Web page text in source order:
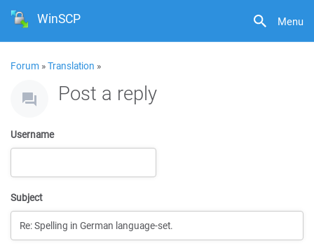
Menu
WinSCP
Forum »Translation »
Post a reply
Username
Subject